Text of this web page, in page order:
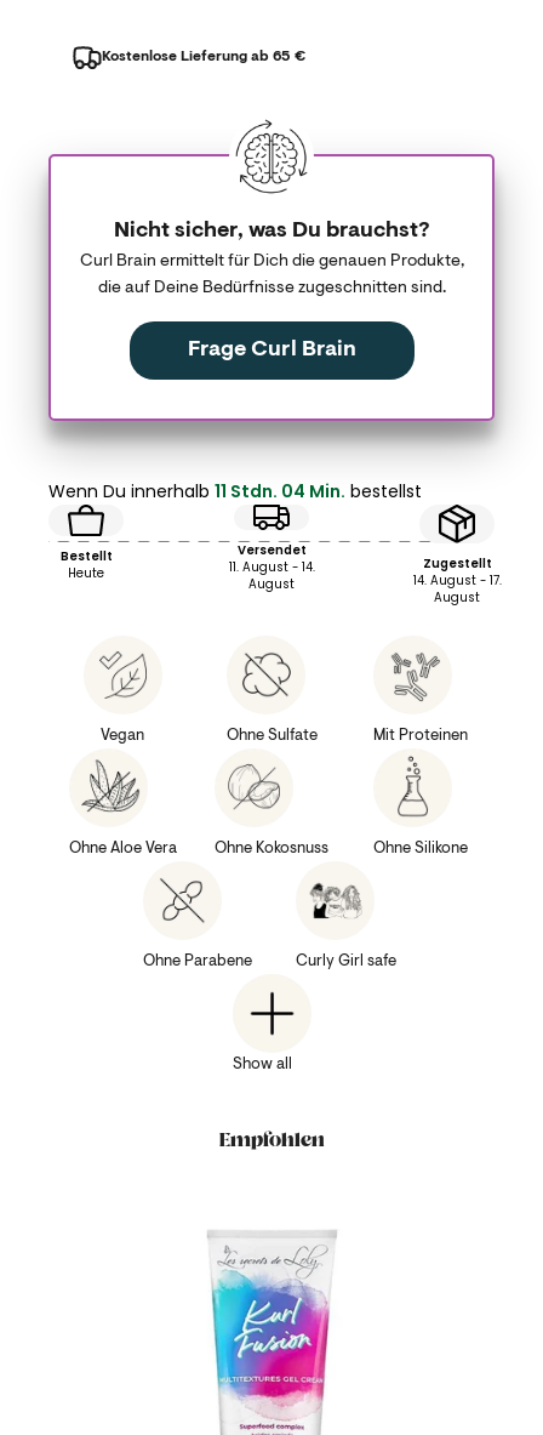
Kostenlose Lieferung ab 65 €
Nicht sicher, was Du brauchst?
Curl Brain ermittelt für Dich die genauen Produkte,
die auf Deine Bedürfnisse zugeschnitten sind.
Frage Curl Brain
Wenn Du innerhalb 11 Stdn. 04 Min. bestellst
Bestellt
Heute
Versendet
11. August - 14.
August
Zugestellt
14. August - 17.
August
Vegan Ohne Sulfate Mit Proteinen
Ohne Aloe Vera Ohne Kokosnuss Ohne Silikone
Ohne Parabene Curly Girl safe
Show all
Empfohlen